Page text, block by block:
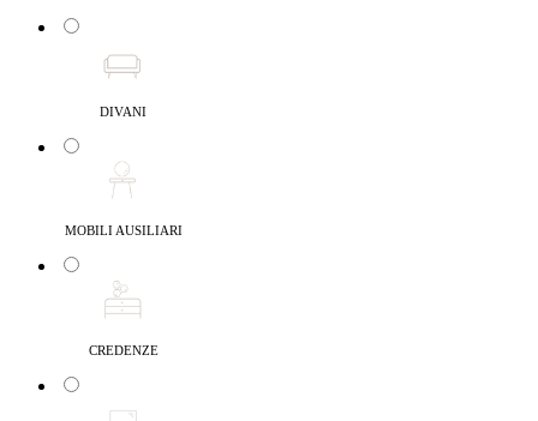
DIVANI
MOBILI AUSILIARI
CREDENZE